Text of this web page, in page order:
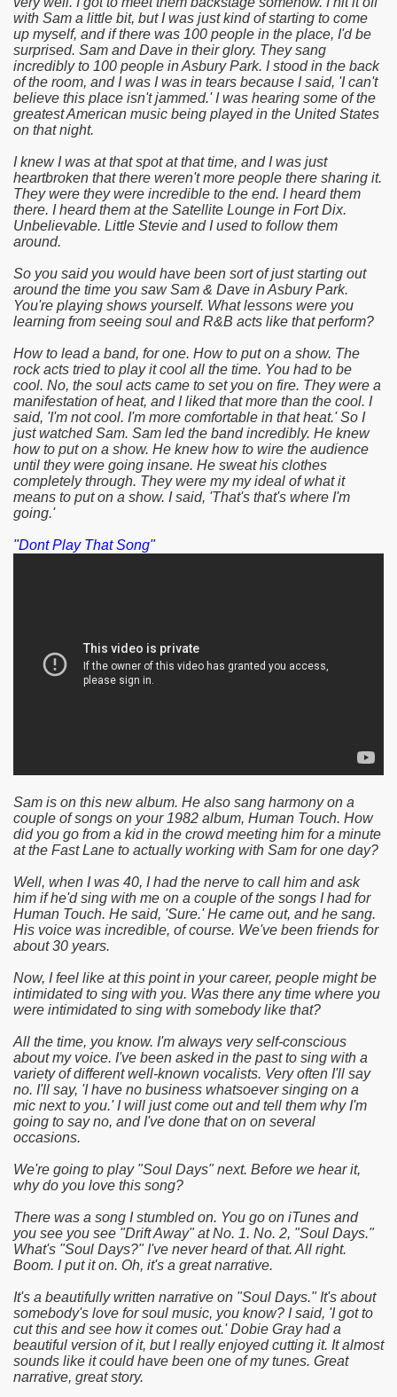
with Sam a little bit, but I was just kind of starting to come
up myself, and if there was 100 people in the place, I'd be
surprised. Sam and Dave in their glory. They sang
incredibly to 100 people in Asbury Park. I stood in the back
of the room, and I was I was in tears because I said, 'I can't
believe this place isn't jammed.' I was hearing some of the
greatest American music being played in the United States
on that night.
I knew I was at that spot at that time, and I was just
heartbroken that there weren't more people there sharing it.
They were they were incredible to the end. I heard them
there. I heard them at the Satellite Lounge in Fort Dix.
Unbelievable. Little Stevie and I used to follow them
around.
So you said you would have been sort of just starting out
around the time you saw Sam & Dave in Asbury Park.
You're playing shows yourself. What lessons were you
learning from seeing soul and R&B acts like that perform?
How to lead a band, for one. How to put on a show. The
rock acts tried to play it cool all the time. You had to be
cool. No, the soul acts came to set you on fire. They were a
manifestation of heat, and I liked that more than the cool. I
said, 'I'm not cool. I'm more comfortable in that heat.' So I
just watched Sam. Sam led the band incredibly. He knew
how to put on a show. He knew how to wire the audience
until they were going insane. He sweat his clothes
completely through. They were my my ideal of what it
means to put on a show. I said, 'That's that's where I'm
going.'
"Dont Play That Song"
Sam is on this new album. He also sang harmony on a
couple of songs on your 1982 album, Human Touch. How
did you go from a kid in the crowd meeting him for a minute
at the Fast Lane to actually working with Sam for one day?
Well, when I was 40, I had the nerve to call him and ask
him if he'd sing with me on a couple of the songs I had for
Human Touch. He said, 'Sure.' He came out, and he sang.
His voice was incredible, of course. We've been friends for
about 30 years.
Now, I feel like at this point in your career, people might be
intimidated to sing with you. Was there any time where you
were intimidated to sing with somebody like that?
All the time, you know. I'm always very self-conscious
about my voice. I've been asked in the past to sing with a
variety of different well-known vocalists. Very often I'll say
no. I'll say, 'I have no business whatsoever singing on a
mic next to you.' I will just come out and tell them why I'm
going to say no, and I've done that on on several
occasions.
We're going to play "Soul Days" next. Before we hear it,
why do you love this song?
There was a song I stumbled on. You go on iTunes and
you see you see "Drift Away" at No. 1. No. 2, "Soul Days."
What's "Soul Days?" I've never heard of that. All right.
Boom. I put it on. Oh, it's a great narrative.
It's a beautifully written narrative on "Soul Days." It's about
somebody's love for soul music, you know? I said, 'I got to
cut this and see how it comes out.' Dobie Gray had a
beautiful version of it, but I really enjoyed cutting it. It almost
sounds like it could have been one of my tunes. Great
narrative, great story.